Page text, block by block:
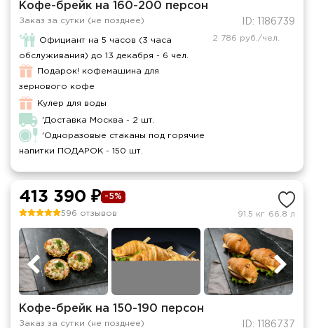
Кофе-брейк на 160-200 персон
Заказ за сутки (не позднее) ID: 1186739
Официант на 5 часов (3 часа
обслуживания) до 13 декабря - 6 чел.
Подарок! кофемашина для
зернового кофе
Кулер для воды
'Доставка Москва - 2 шт.
'Одноразовые стаканы под горячие
напитки ПОДАРОК - 150 шт.
2 786 руб./чел.
413 390 ₽ -5%
596 отзывов 91.5 кг 66.8 л
Кофе-брейк на 150-190 персон
Заказ за сутки (не позднее) ID: 1186737